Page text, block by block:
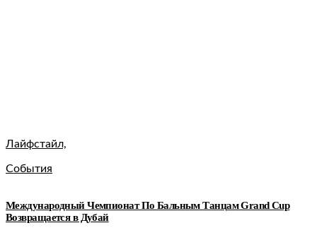
Лайфстайл,
События
Международный Чемпионат По Бальным Танцам Grand Cup
Возвращается в Дубай